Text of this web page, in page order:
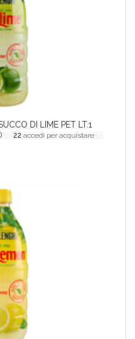
DI LIME PET LT.1
22 accedi per acquistare